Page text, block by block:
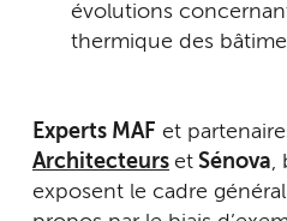
évolutions
thermique des
Experts MAF et
Architecteurs et Sénova,
exposent le cadre